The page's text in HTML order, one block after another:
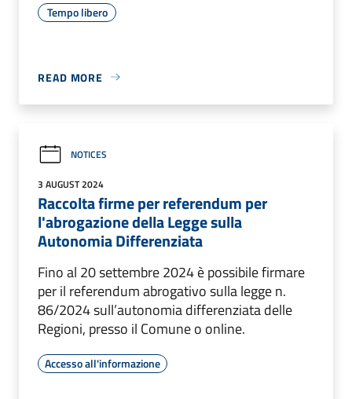
Tempo libero
READ MORE
NOTICES
3 AUGUST 2024
Raccolta firme per referendum per
l'abrogazione della Legge sulla
Autonomia Differenziata
Fino al 20 settembre 2024 è possibile firmare
per il referendum abrogativo sulla legge n.
86/2024 sull’autonomia differenziata delle
Regioni, presso il Comune o online.
Accesso all'informazione